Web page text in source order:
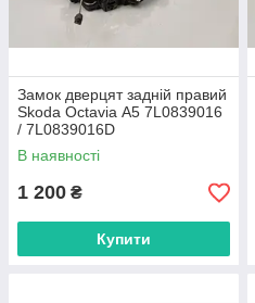
Замок дверцят задній правий
Skoda Octavia А5 7L0839016
/ 7L0839016D
В наявності
1 200 ₴
Купити